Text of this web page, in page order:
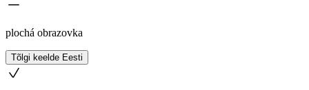
plochá obrazovka
Tõlgi keelde Eesti